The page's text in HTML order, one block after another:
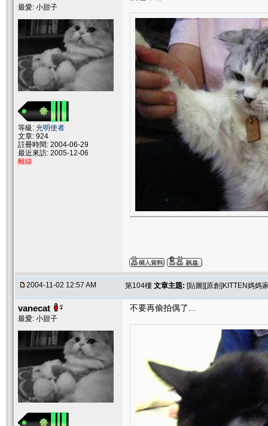
最愛: 小甜子
等級: 光明使者
文章: 924
註冊時間: 2004-06-29
最近來訪: 2005-12-06
離線
2004-11-02 12:57 AM 第104樓 文章主題: [貼圖][原創]KITTEN媽媽
vanecat
最愛: 小甜子
不要再偷拍偶了...